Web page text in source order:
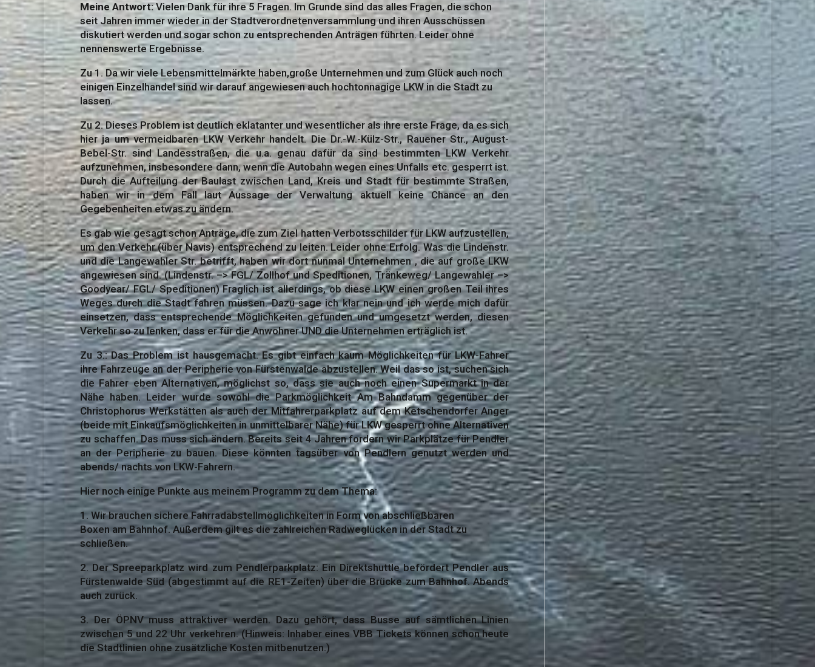
Meine Antwort:Vielen Dank für ihre 5 Fragen. Im Grunde sind das alles Fragen, die schon
seit Jahren immer wieder in der Stadtverordnetenversammlung und ihren Ausschüssen
diskutiert werden und sogar schon zu entsprechenden Anträgen führten. Leider ohne
nennenswerte Ergebnisse.
Zu 1. Da wir viele Lebensmittelmärkte haben,große Unternehmen und zum Glück auch noch
einigen Einzelhandel sind wir darauf angewiesen auch hochtonnagige LKW in die Stadt zu
lassen.
Zu 2. Dieses Problem ist deutlich eklatanter und wesentlicher als ihre erste Frage, da es sich
hier ja um vermeidbaren LKW Verkehr handelt. Die Dr.-W.-Külz-Str., Rauener Str., August-
Bebel-Str. sind Landesstraßen, die u.a. genau dafür da sind bestimmten LKW Verkehr
aufzunehmen, insbesondere dann, wenn die Autobahn wegen eines Unfalls etc. gesperrt ist.
Durch die Aufteilung der Baulast zwischen Land, Kreis und Stadt für bestimmte Straßen,
haben wir in dem Fall laut Aussage der Verwaltung aktuell keine Chance an den
Gegebenheiten etwas zu ändern.
Es gab wie gesagt schon Anträge, die zum Ziel hatten Verbotsschilder für LKW aufzustellen,
um den Verkehr (über Navis) entsprechend zu leiten. Leider ohne Erfolg. Was die Lindenstr.
und die Langewahler Str. betrifft, haben wir dort nunmal Unternehmen , die auf große LKW
angewiesen sind. (Lindenstr. –> FGL/ Zollhof und Speditionen, Tränkeweg/ Langewahler –>
Goodyear/ FGL/ Speditionen) Fraglich ist allerdings, ob diese LKW einen großen Teil ihres
Weges durch die Stadt fahren müssen. Dazu sage ich klar nein und ich werde mich dafür
einsetzen, dass entsprechende Möglichkeiten gefunden und umgesetzt werden, diesen
Verkehr so zu lenken, dass er für die Anwohner UND die Unternehmen erträglich ist.
Zu 3.: Das Problem ist hausgemacht. Es gibt einfach kaum Möglichkeiten für LKW-Fahrer
ihre Fahrzeuge an der Peripherie von Fürstenwalde abzustellen. Weil das so ist, suchen sich
die Fahrer eben Alternativen, möglichst so, dass sie auch noch einen Supermarkt in der
Nähe haben. Leider wurde sowohl die Parkmöglichkeit Am Bahndamm gegenüber der
Christophorus Werkstätten als auch der Mitfahrerparkplatz auf dem Ketschendorfer Anger
(beide mit Einkaufsmöglichkeiten in unmittelbarer Nähe) für LKW gesperrt ohne Alternativen
zu schaffen. Das muss sich ändern. Bereits seit 4 Jahren fordern wir Parkplätze für Pendler
an der Peripherie zu bauen. Diese könnten tagsüber von Pendlern genutzt werden und
abends/ nachts von LKW-Fahrern.
Hier noch einige Punkte aus meinem Programm zu dem Thema:
1. Wir brauchen sichere Fahrradabstellmöglichkeiten in Form von abschließbaren
Boxen am Bahnhof. Außerdem gilt es die zahlreichen Radweglücken in der Stadt zu
schließen.
2. Der Spreeparkplatz wird zum Pendlerparkplatz: Ein Direktshuttle befördert Pendler aus
Fürstenwalde Süd (abgestimmt auf die RE1-Zeiten) über die Brücke zum Bahnhof. Abends
auch zurück.
3. Der ÖPNV muss attraktiver werden. Dazu gehört, dass Busse auf sämtlichen Linien
zwischen 5 und 22 Uhr verkehren. (Hinweis: Inhaber eines VBB Tickets können schon heute
die Stadtlinien ohne zusätzliche Kosten mitbenutzen.)